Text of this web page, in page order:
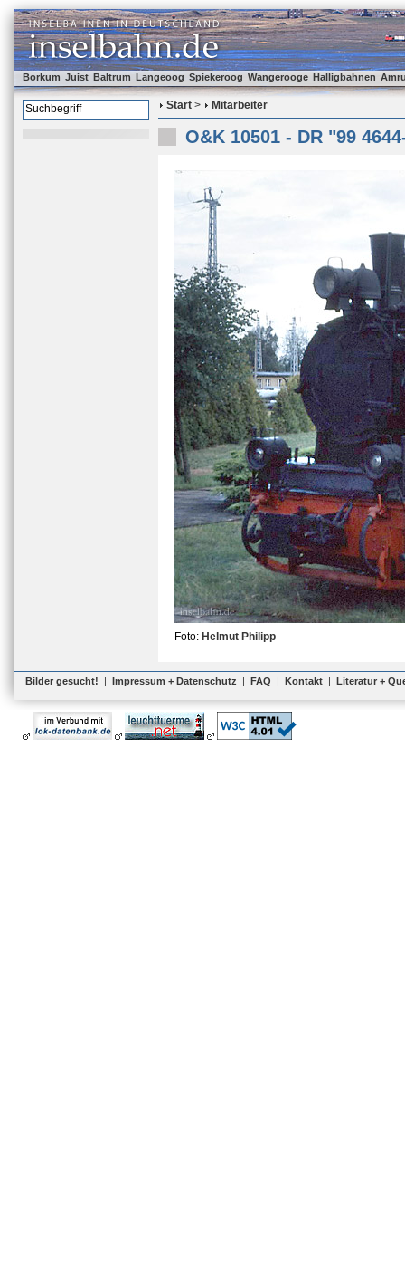
Borkum Juist Baltrum Langeoog Spiekeroog Wangerooge Halligbahnen
Start > Mitarbeiter
O&K 10501 - DR "99
Foto: Helmut Philipp
Bilder gesucht! | Impressum + Datenschutz | FAQ | Kontakt | Literatur +